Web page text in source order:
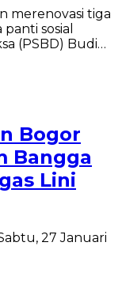
merenovasi tiga
sosial
(PSBD) Budi…
Bogor
Bangga
Lini
27 Januari